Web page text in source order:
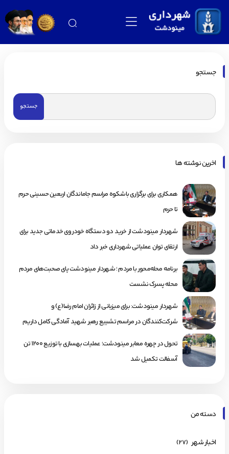
جستجو
اخرین نوشته ها
همکاری برای برگزاری باشکوه مراسم جاماندگان اربعین حسینی حرم
تا حرم
شهردار مینودشت از خرید دو دستگاه خودروی خدماتی جدید برای
ارتقای توان عملیاتی شهرداری خبر داد
برنامه محله‌محور با مردم ؛ شهردار مینودشت پای صحبت‌های مردم
محله پسرک نشست
شهردار مینودشت: برای میزبانی از زائران امام رضا(ع) و
شرکت‌کنندگان در مراسم تشییع رهبر شهید آمادگی کامل داریم
تحول در چهره معابر مینودشت؛ عملیات بهسازی با توزیع ۱۲۰۰ تن
آسفالت تکمیل شد
دسته من
اخبار شهر (۲۷)